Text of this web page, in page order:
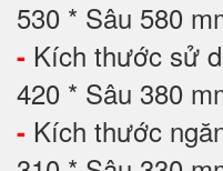
530 * Sâu 580
- Kích thước sử
420 * Sâu 380
- Kích thước